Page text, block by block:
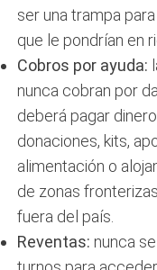
ser una trampa
que le pondrían en
Cobros por ayuda:
nunca cobran por
deberá pagar
donaciones, kits,
alimentación o
de zonas
fuera del país.
Reventas: nunca